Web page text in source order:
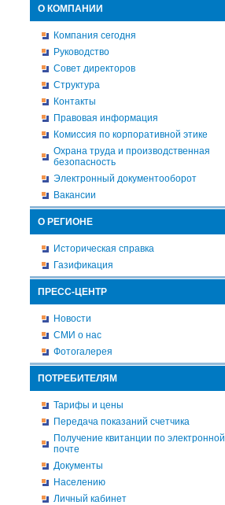
О КОМПАНИИ
Компания сегодня
Руководство
Совет директоров
Структура
Контакты
Правовая информация
Комиссия по корпоративной этике
Охрана труда и производственная
безопасность
Электронный документооборот
Вакансии
О РЕГИОНЕ
Историческая справка
Газификация
ПРЕСС-ЦЕНТР
Новости
СМИ о нас
Фотогалерея
ПОТРЕБИТЕЛЯМ
Тарифы и цены
Передача показаний счетчика
Получение квитанции по электронной
почте
Документы
Населению
Личный кабинет